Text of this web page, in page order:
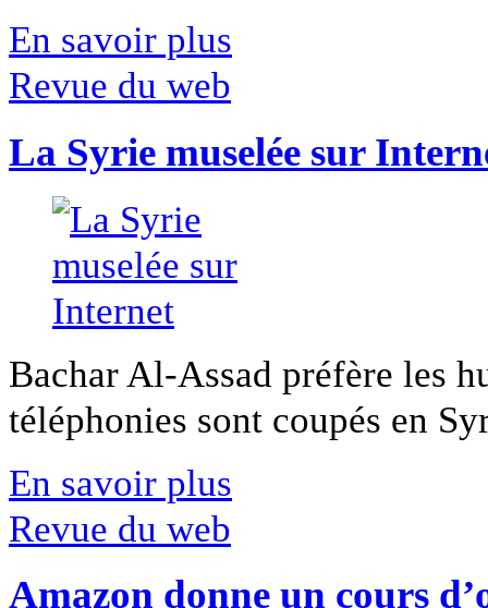
En savoir plus
Revue du web
La Syrie muselée sur
Bachar Al-Assad préfère les
téléphonies sont coupés en
En savoir plus
Revue du web
Amazon donne un cours